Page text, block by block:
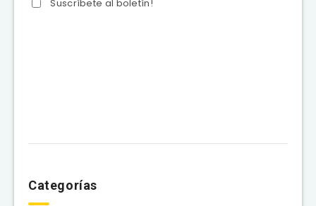
Suscríbete al boletín!
Categorías